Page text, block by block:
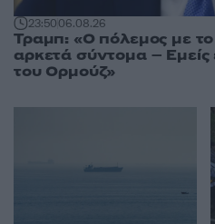
23:5006.08.26
Τραμπ: «Ο πόλεμος με το
αρκετά σύντομα –
του Ορμούζ»